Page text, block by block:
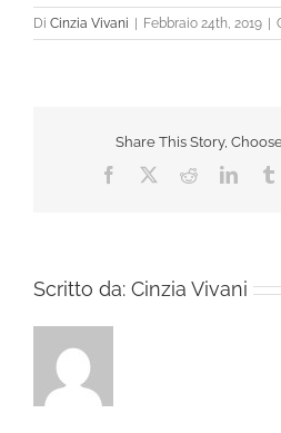
Di Cinzia Vivani Febbraio 24th, 2019
Share This Story,
Facebook Reddit
Scritto da: Cinzia Vivani